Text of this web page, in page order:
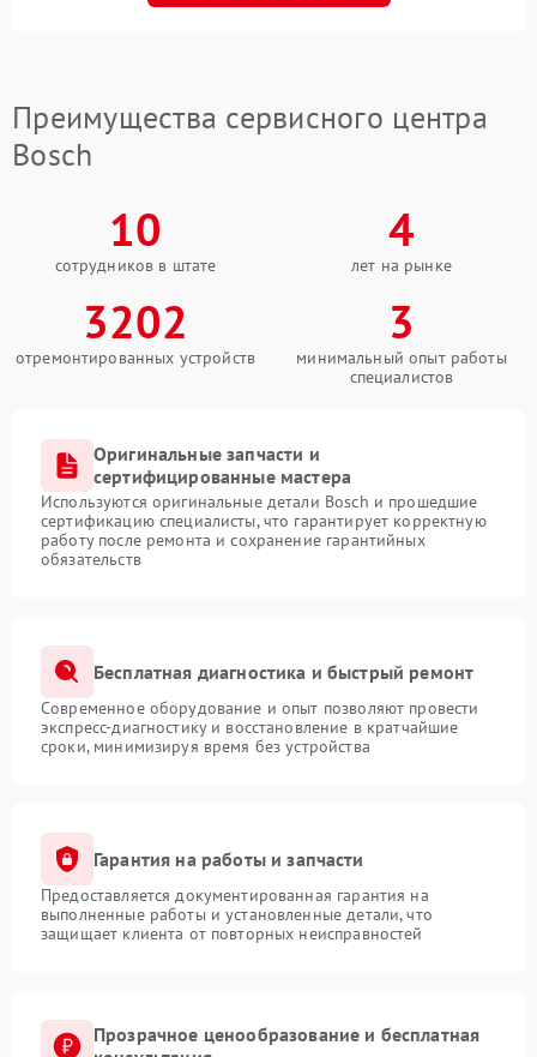
Преимущества сервисного центра
Bosch
10
сотрудников в штате
4
лет на рынке
3202
отремонтированных устройств
3
минимальный опыт работы
специалистов
Оригинальные запчасти и
сертифицированные мастера
Используются оригинальные детали Bosch и прошедшие
сертификацию специалисты, что гарантирует корректную
работу после ремонта и сохранение гарантийных
обязательств
Бесплатная диагностика и быстрый ремонт
Современное оборудование и опыт позволяют провести
экспресс-диагностику и восстановление в кратчайшие
сроки, минимизируя время без устройства
Гарантия на работы и запчасти
Предоставляется документированная гарантия на
выполненные работы и установленные детали, что
защищает клиента от повторных неисправностей
Прозрачное ценообразование и бесплатная